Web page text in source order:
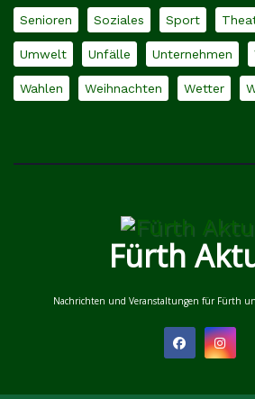
Senioren Soziales Sport
Umwelt Unfälle Unternehmen
Wahlen Weihnachten Wetter
Fürth
Nachrichten und Veranstaltungen für Fürth